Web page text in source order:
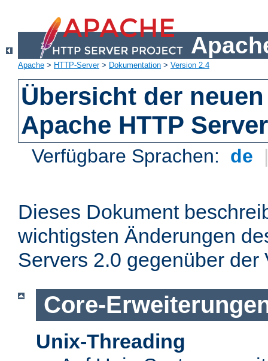
Apache > HTTP-Server> Dokumentation > Version 2.4
Übersicht der
Apache HTTP
Verfügbare Sprachen: de
Dieses Dokument
wichtigsten Änderungen
Servers 2.0 gegenüber der
Core-
Unix-Threading